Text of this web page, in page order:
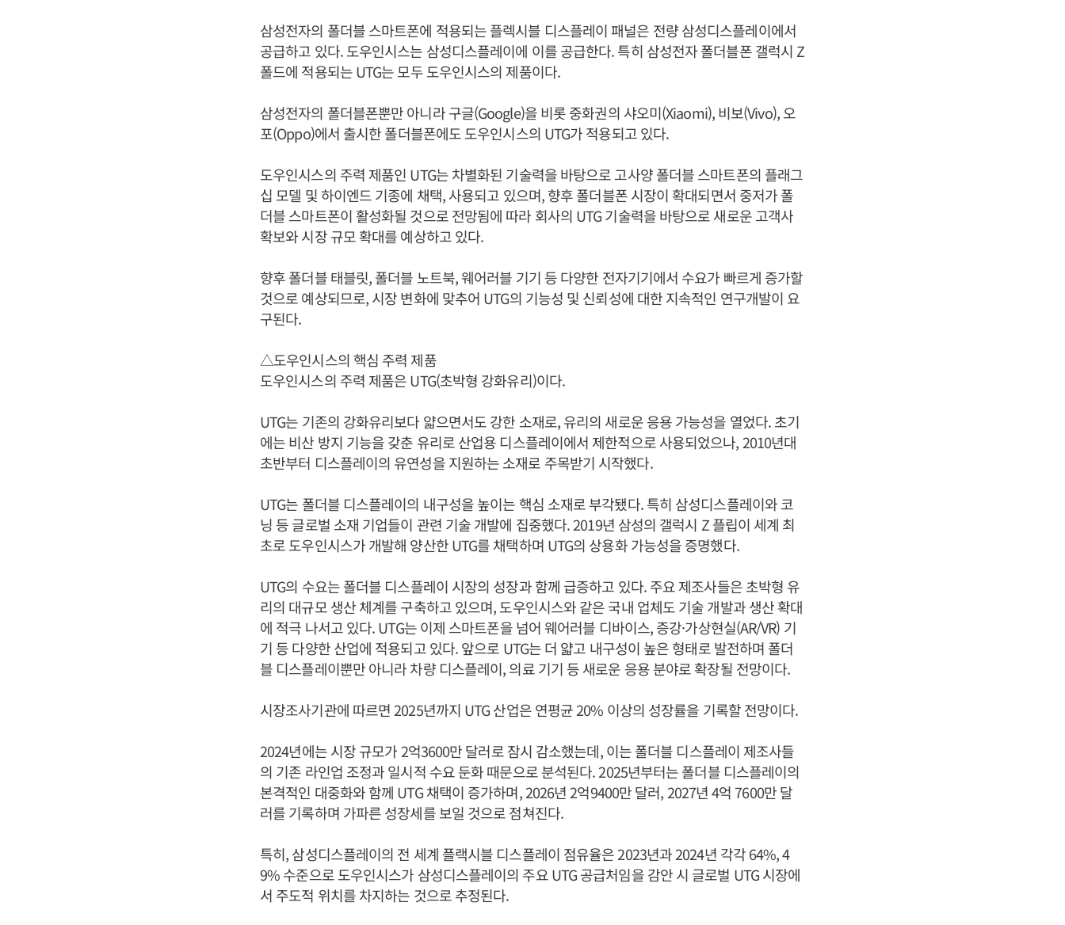
삼성전자의 폴더블 스마트폰에 적용되는 플렉시블 디스플레이 패널은 전량 삼성디스플레이에서
공급하고 있다. 도우인시스는 삼성디스플레이에 이를 공급한다. 특히 삼성전자 폴더블폰 갤럭시 Z
폴드에 적용되는 UTG는 모두 도우인시스의 제품이다.
삼성전자의 폴더블폰뿐만 아니라 구글(Google)을 비롯 중화권의 샤오미(Xiaomi), 비보(Vivo), 오
포(Oppo)에서 출시한 폴더블폰에도 도우인시스의 UTG가 적용되고 있다.
도우인시스의 주력 제품인 UTG는 차별화된 기술력을 바탕으로 고사양 폴더블 스마트폰의 플래그
십 모델 및 하이엔드 기종에 채택, 사용되고 있으며, 향후 폴더블폰 시장이 확대되면서 중저가 폴
더블 스마트폰이 활성화될 것으로 전망됨에 따라 회사의 UTG 기술력을 바탕으로 새로운 고객사
확보와 시장 규모 확대를 예상하고 있다.
향후 폴더블 태블릿, 폴더블 노트북, 웨어러블 기기 등 다양한 전자기기에서 수요가 빠르게 증가할
것으로 예상되므로, 시장 변화에 맞추어 UTG의 기능성 및 신뢰성에 대한 지속적인 연구개발이 요
구된다.
△도우인시스의 핵심 주력 제품
도우인시스의 주력 제품은 UTG(초박형 강화유리)이다.
UTG는 기존의 강화유리보다 얇으면서도 강한 소재로, 유리의 새로운 응용 가능성을 열었다. 초기
에는 비산 방지 기능을 갖춘 유리로 산업용 디스플레이에서 제한적으로 사용되었으나, 2010년대
초반부터 디스플레이의 유연성을 지원하는 소재로 주목받기 시작했다.
UTG는 폴더블 디스플레이의 내구성을 높이는 핵심 소재로 부각됐다. 특히 삼성디스플레이와 코
닝 등 글로벌 소재 기업들이 관련 기술 개발에 집중했다. 2019년 삼성의 갤럭시 Z 플립이 세계 최
초로 도우인시스가 개발해 양산한 UTG를 채택하며 UTG의 상용화 가능성을 증명했다.
UTG의 수요는 폴더블 디스플레이 시장의 성장과 함께 급증하고 있다. 주요 제조사들은 초박형 유
리의 대규모 생산 체계를 구축하고 있으며, 도우인시스와 같은 국내 업체도 기술 개발과 생산 확대
에 적극 나서고 있다. UTG는 이제 스마트폰을 넘어 웨어러블 디바이스, 증강·가상현실(AR/VR) 기
기 등 다양한 산업에 적용되고 있다. 앞으로 UTG는 더 얇고 내구성이 높은 형태로 발전하며 폴더
블 디스플레이뿐만 아니라 차량 디스플레이, 의료 기기 등 새로운 응용 분야로 확장될 전망이다.
시장조사기관에 따르면 2025년까지 UTG 산업은 연평균 20% 이상의 성장률을 기록할 전망이다.
2024년에는 시장 규모가 2억3600만 달러로 잠시 감소했는데, 이는 폴더블 디스플레이 제조사들
의 기존 라인업 조정과 일시적 수요 둔화 때문으로 분석된다. 2025년부터는 폴더블 디스플레이의
본격적인 대중화와 함께 UTG 채택이 증가하며, 2026년 2억9400만 달러, 2027년 4억 7600만 달
러를 기록하며 가파른 성장세를 보일 것으로 점쳐진다.
특히, 삼성디스플레이의 전 세계 플랙시블 디스플레이 점유율은 2023년과 2024년 각각 64%, 4
9% 수준으로 도우인시스가 삼성디스플레이의 주요 UTG 공급처임을 감안 시 글로벌 UTG 시장에
서 주도적 위치를 차지하는 것으로 추정된다.